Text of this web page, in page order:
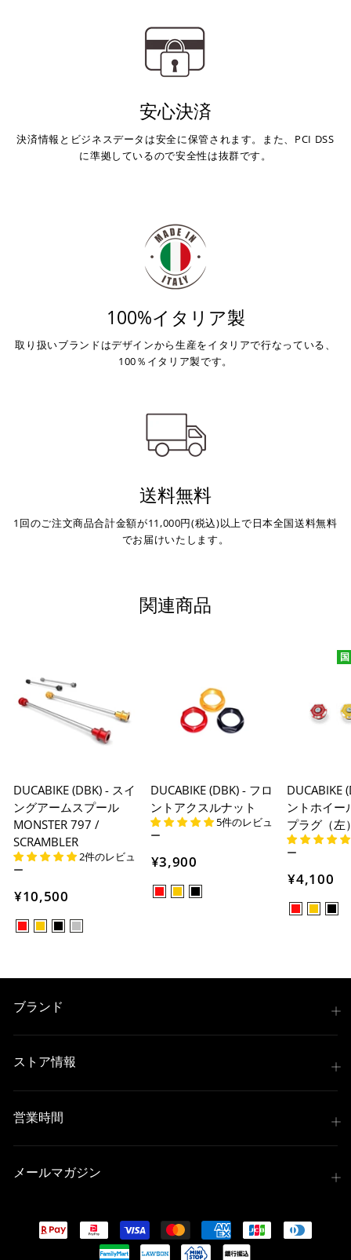
安心決済
決済情報とビジネスデータは安全に保管されます。また、PCI DSS
に準拠しているので安全性は抜群です。
100%イタリア製
取り扱いブランドはデザインから生産をイタリアで行なっている、
100％イタリア製です。
送料無料
1回のご注文商品合計金額が11,000円(税込)以上で日本全国送料無料
でお届けいたします。
関連商品
DUCABIKE (DBK) - スイ
ングアームスプール
MONSTER 797 /
SCRAMBLER
2件のレビュ
ー
¥10,500
DUCABIKE (DBK) - フロ
ントアクスルナット
5件のレビュ
ー
¥3,900
DUCABIKE
ントホイー
プラグ（左
ー
¥4,100
ブランド
ストア情報
営業時間
メールマガジン